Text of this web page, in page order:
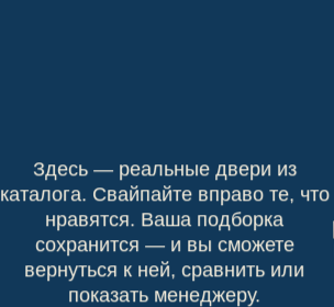
Здесь — реальные двери из
каталога. Свайпайте вправо те, что
нравятся. Ваша подборка
сохранится — и вы сможете
вернуться к ней, сравнить или
показать менеджеру.